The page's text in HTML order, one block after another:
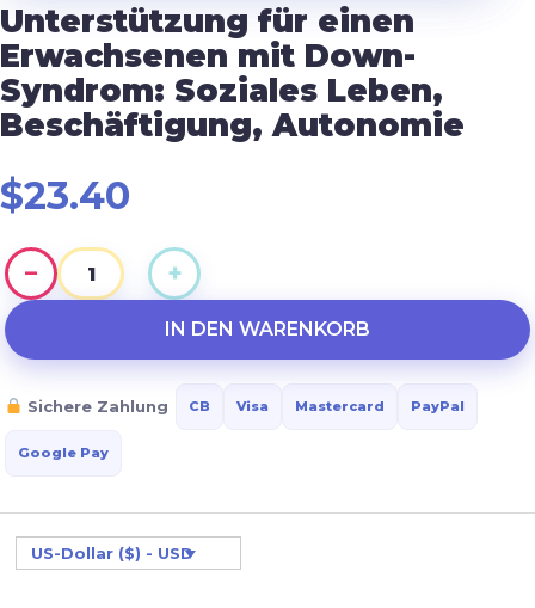
Unterstützung für einen
Erwachsenen mit Down-
Syndrom: Soziales Leben,
Beschäftigung, Autonomie
$23.40
−
Unterstützung
mit
Down-
Soziales
Leben,
+
IN DEN WARENKORB
Sichere Zahlung CB Visa Mastercard PayPal
Google Pay
US-Dollar ($) - USD